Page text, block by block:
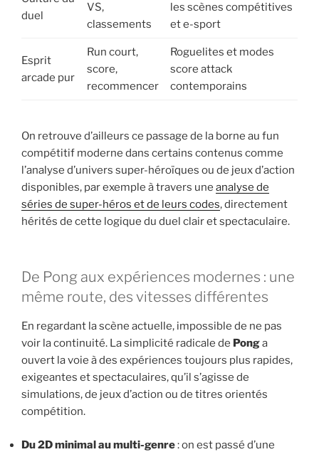
duel
VS,
classements
les scènes compétitives
et e-sport
Esprit
arcade pur
Run court,
score,
recommencer
Roguelites et modes
score attack
contemporains
On retrouve d’ailleurs ce passage de la borne au fun
compétitif moderne dans certains contenus comme
l’analyse d’univers super-héroïques ou de jeux d’action
disponibles, par exemple à travers une analyse de
séries de super-héros et de leurs codes, directement
hérités de cette logique du duel clair et spectaculaire.
De Pong aux expériences modernes : une
même route, des vitesses différentes
En regardant la scène actuelle, impossible de ne pas
voir la continuité. La simplicité radicale de Ponga
ouvert la voie à des expériences toujours plus rapides,
exigeantes et spectaculaires, qu’il s’agisse de
simulations, de jeux d’action ou de titres orientés
compétition.
Du 2D minimal au multi-genre: on est passé d’une